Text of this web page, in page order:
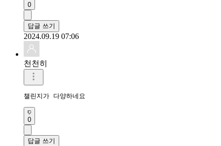
0
답글 쓰기
2024.09.19 07:06
천천히
챌린지가 다양하네요
0
답글 쓰기